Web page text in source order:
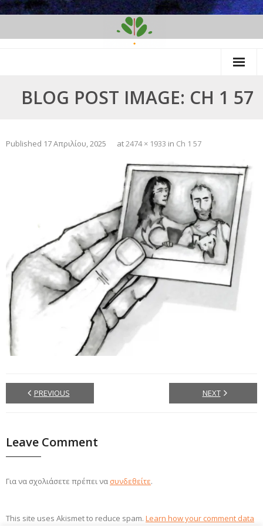
BLOG POST IMAGE: CH 1 57
Published 17 Απριλίου, 2025 at2474 × 1933 in Ch 1 57
PREVIOUS NEXT
Leave Comment
Για να σχολιάσετε πρέπει να συνδεθείτε.
This site uses Akismet to reduce spam. Learn how your comment data